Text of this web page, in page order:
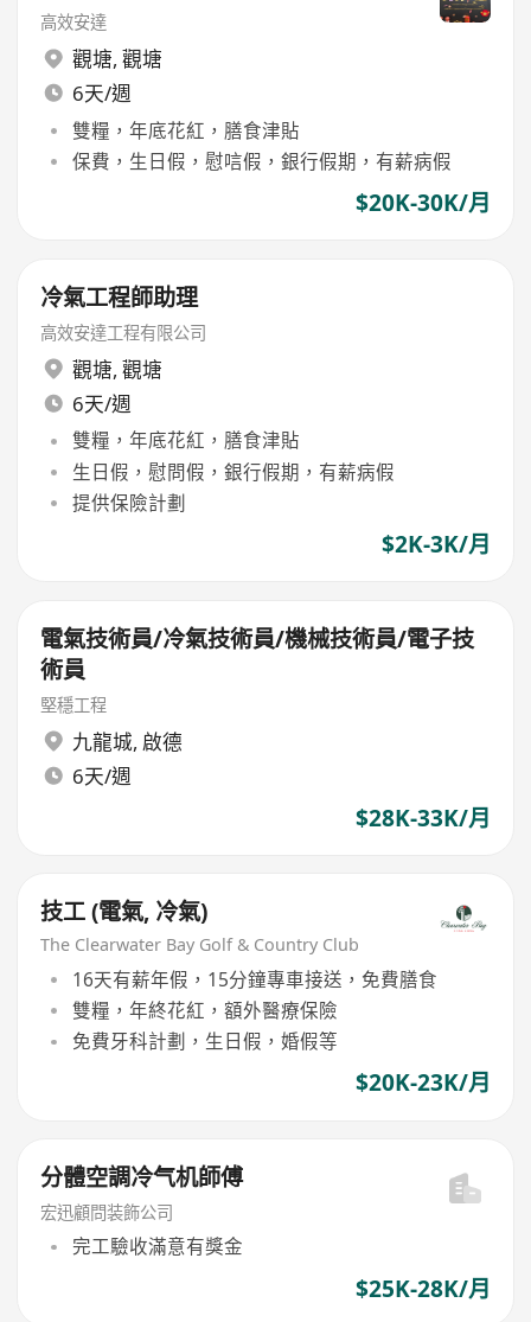
高效安達
觀塘, 觀塘
6天/週
雙糧，年底花紅，膳食津貼
保費，生日假，慰唁假，銀行假期，有薪病假
$20K-30K/月
冷氣工程師助理
高效安達工程有限公司
觀塘, 觀塘
6天/週
雙糧，年底花紅，膳食津貼
生日假，慰問假，銀行假期，有薪病假
提供保險計劃
$2K-3K/月
電氣技術員/冷氣技術員/機械技術員/電子技
術員
堅穩工程
九龍城, 啟德
6天/週
$28K-33K/月
技工 (電氣, 冷氣)
The Clearwater Bay Golf & Country Club
16天有薪年假，15分鐘專車接送，免費膳食
雙糧，年終花紅，額外醫療保險
免費牙科計劃，生日假，婚假等
$20K-23K/月
分體空調冷气机師傅
宏迅顧問装飾公司
完工驗收滿意有獎金
$25K-28K/月